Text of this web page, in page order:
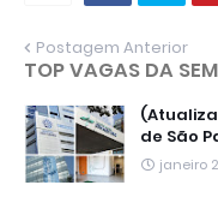
Postagem Anterior
TOP VAGAS DA
de São
janeiro